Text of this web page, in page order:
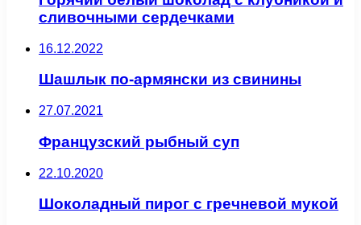
сливочными сердечками
16.12.2022
Шашлык по-армянски из свинины
27.07.2021
Французский рыбный суп
22.10.2020
Шоколадный пирог с гречневой мукой